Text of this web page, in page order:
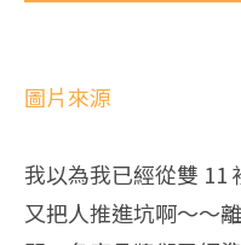
圖片來源
我以為我已經從雙 11
又把人推進坑啊～～